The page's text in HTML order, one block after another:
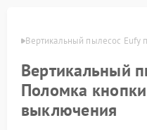
Вертикальный пылесос Eufy
Вертикальный
Поломка
выключения